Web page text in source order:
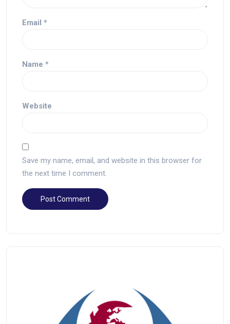
Email *
Name *
Website
Save my name, email, and website in this browser for
the next time I comment.